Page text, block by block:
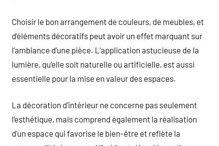
Choisir le bon arrangement de couleurs, de meubles, et
d’éléments décoratifs peut avoir un effet marquant sur
l’ambiance d’une pièce. L’application astucieuse de la
lumière, qu’elle soit naturelle ou artificielle, est aussi
essentielle pour la mise en valeur des espaces.
La décoration d’intérieur ne concerne pas seulement
l’esthétique, mais comprend également la réalisation
d’un espace qui favorise le bien-être et reflète la